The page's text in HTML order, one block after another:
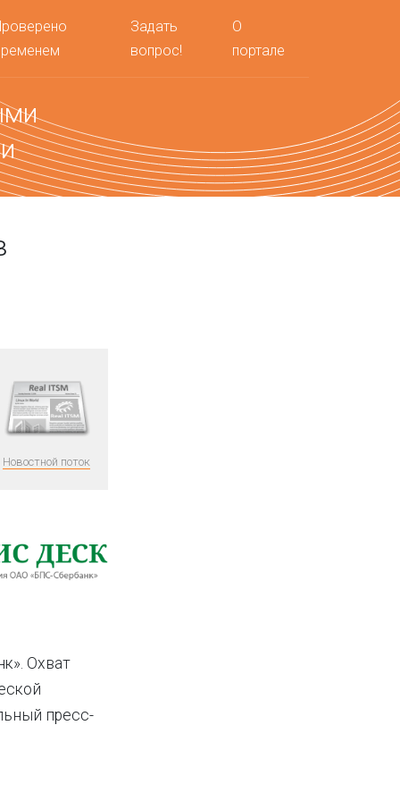
Задать
вопрос!
О
портале
Новостной поток
Охват
пресс-